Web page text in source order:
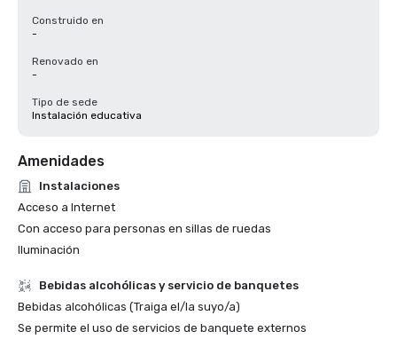
Construido en
-
Renovado en
-
Tipo de sede
Instalación educativa
Amenidades
Instalaciones
Acceso a Internet
Con acceso para personas en sillas de ruedas
Iluminación
Bebidas alcohólicas y servicio de banquetes
Bebidas alcohólicas (Traiga el/la suyo/a)
Se permite el uso de servicios de banquete externos